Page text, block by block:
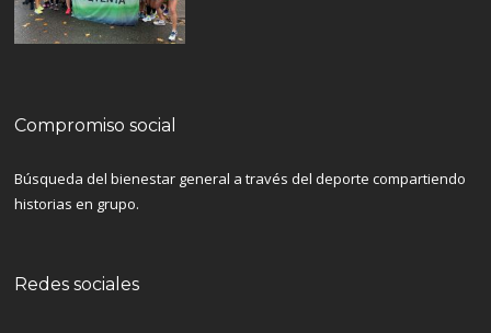
Compromiso social
Búsqueda del bienestar general a través del deporte compartiendo
historias en grupo.
Redes sociales